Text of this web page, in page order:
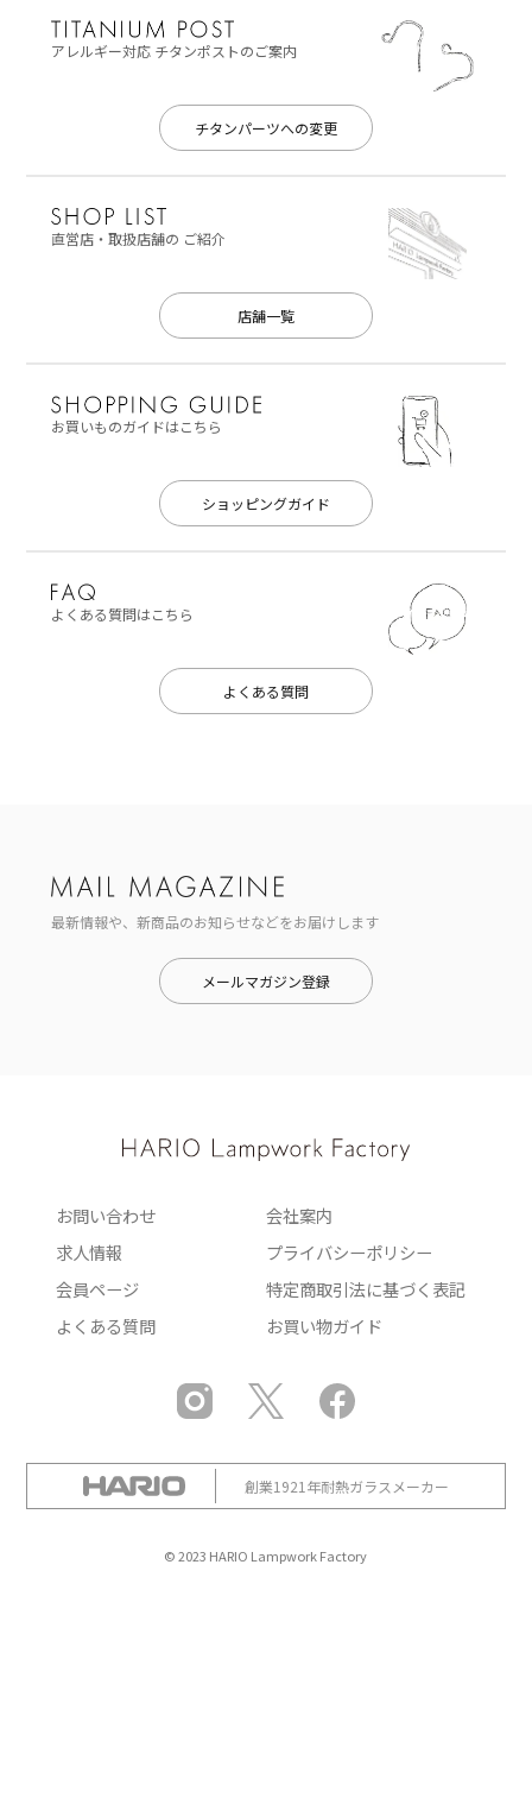
アレルギー対応チタンポストのご案内
チタンパーツへの変更
直営店・取扱店舗の ご紹介
店舗一覧
お買いものガイドはこちら
ショッピングガイド
よくある質問はこちら
よくある質問
最新情報や、新商品のお知らせなどをお届けします
メールマガジン登録
お問い合わせ
会社案内
求人情報
プライバシーポリシー
会員ページ
特定商取引法に基づく表記
よくある質問
お買い物ガイド
創業1921年耐熱ガラスメーカー
© 2023 HARIO Lampwork Factory